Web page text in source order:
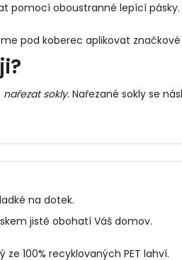
pomocí oboustranné lepící
pod koberec aplikovat značkové
nařezat sokly. Nařezané sokly se
na dotek.
jistě obohatí Váš domov.
100% recyklovaných PET lahví.